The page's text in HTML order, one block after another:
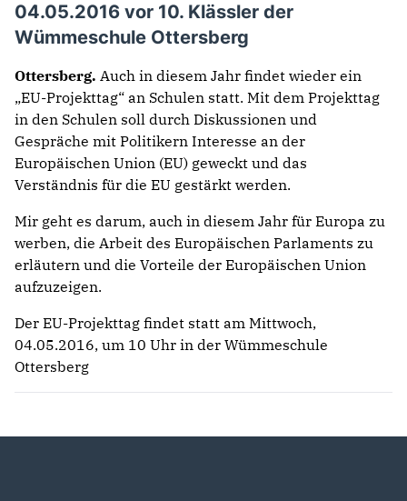
04.05.2016 vor 10. Klässler der
Wümmeschule Ottersberg
Ottersberg. Auch in diesem Jahr findet wieder ein
„EU-Projekttag“ an Schulen statt. Mit dem Projekttag
in den Schulen soll durch Diskussionen und
Gespräche mit Politikern Interesse an der
Europäischen Union (EU) geweckt und das
Verständnis für die EU gestärkt werden.
Mir geht es darum, auch in diesem Jahr für Europa zu
werben, die Arbeit des Europäischen Parlaments zu
erläutern und die Vorteile der Europäischen Union
aufzuzeigen.
Der EU-Projekttag findet statt am Mittwoch,
04.05.2016, um 10 Uhr in der Wümmeschule
Ottersberg